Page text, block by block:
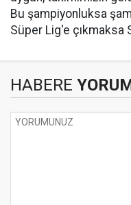
Bu şampiyonluksa
Süper Lig'e çıkmaksa
HABERE